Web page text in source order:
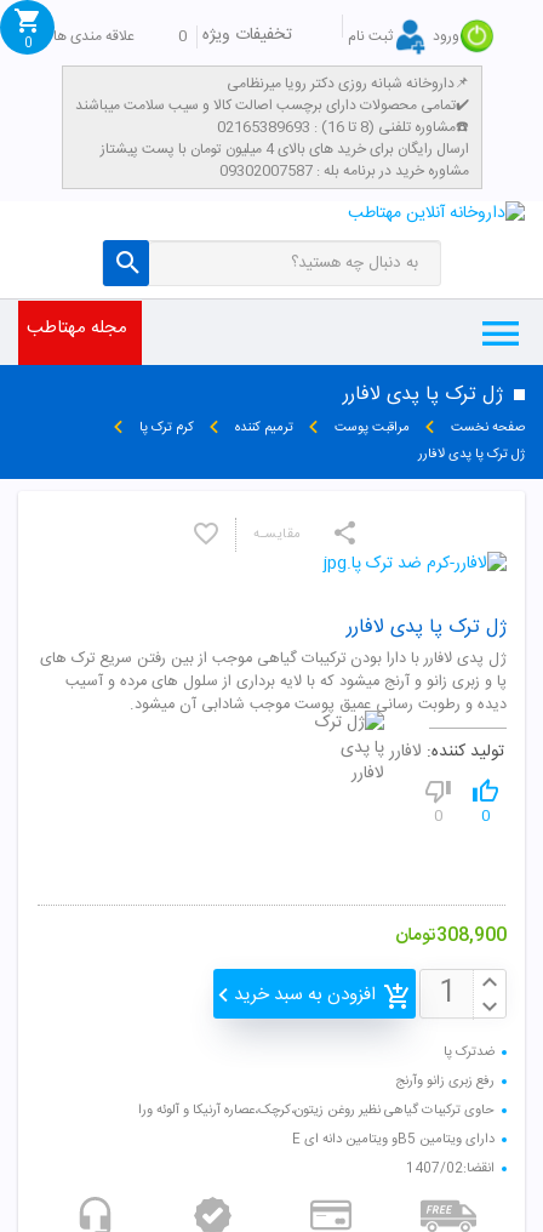
ورود ثبت نام تخفیفات ویژه 0
علاقه مندی ها
داروخانه شبانه روزی دکتر رویا میرنظامی📌
تمامی محصولات دارای برچسب اصالت کالا و سیب سلامت میباشند✔️
مشاوره تلفنی (8 تا 16) : 02165389693☎️
​ارسال رایگان برای خرید های بالای 4 میلیون تومان با پست پیشتاز
مشاوره خرید در برنامه بله : 09302007587
0
مجله مهتاطب
ژل ترک پا پدی لافارر
صفحه نخست مراقبت پوست ترمیم کننده
کرم ترک پا
ژل ترک پا پدی لافارر
ژل ترک پا پدی لافارر
ژل پدی لافارر با دارا بودن ترکیبات گیاهی موجب از بین رفتن سریع ترک های
پا و زبری زانو و آرنج میشود که با لایه برداری از سلول های مرده و آسیب
دیده و رطوبت رسانی عمیق پوست موجب شادابی آن میشود.
تولید کننده: لافارر
0
0
308,900تومان
افزودن به سبد خرید
مقایسـه
ضدترک پا
رفع زبری زانو وآرنج
حاوی ترکیبات گیاهی نظیر روغن زیتون،کرچک،عصاره آرنیکا و آلوئه ورا
دارای ویتامین B5و ویتامین دانه ای E
انقضا:1407/02